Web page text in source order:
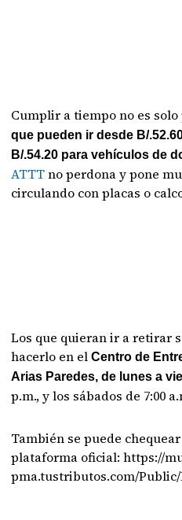
Cumplir a tiempo no es solo
que pueden ir desde B/
B/.54.20 para vehículos de
ATTTno perdona y pone
circulando con placas o
Los que quieran ir a retirar
hacerlo en elCentro de
Arias Paredes, de lunes a
p.m., y los sábados de 7:00
También se puede
plataforma oficial: https://
pma.tustributos.com/